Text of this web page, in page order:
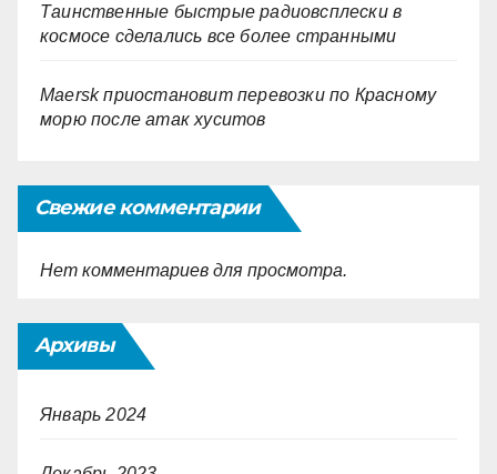
Таинственные быстрые радиовсплески в
космосе сделались все более странными
Maersk приостановит перевозки по Красному
морю после атак хуситов
Свежие комментарии
Нет комментариев для просмотра.
Архивы
Январь 2024